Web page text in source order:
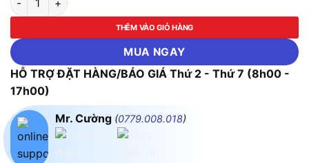
THÊM VÀO GIỎ HÀNG
MUA NGAY
HỖ TRỢ ĐẶT HÀNG/BÁO GIÁ Thứ 2 - Thứ 7 (8h00 -
17h00)
Mr. Cường (0779.008.018)